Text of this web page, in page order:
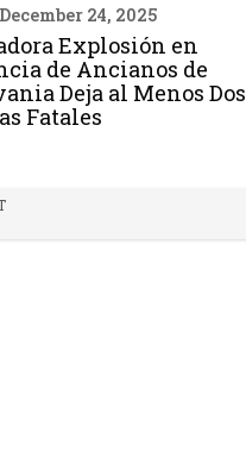
December 24, 2025
Explosión en
de Ancianos de
Deja al Menos Dos
Fatales